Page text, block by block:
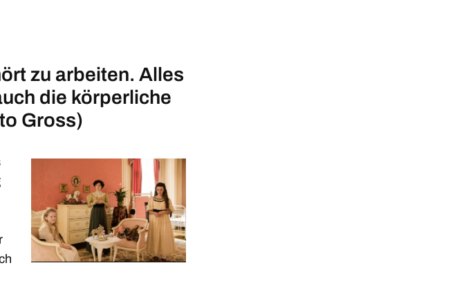
zu arbeiten. Alles
die körperliche
Gross)